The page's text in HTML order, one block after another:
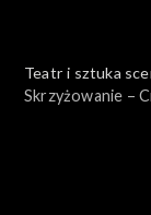
Teatr i sztuka
Skrzyżowanie –